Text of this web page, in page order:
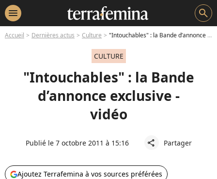
menu search
Accueil Dernières actus Culture "Intouchables" : la Bande d’annonce exclusive - vidéo
CULTURE
"Intouchables" : la Bande
d’annonce exclusive -
vidéo
Publié le 7 octobre 2011 à 15:16 share Partager
Ajoutez Terrafemina à vos sources préférées